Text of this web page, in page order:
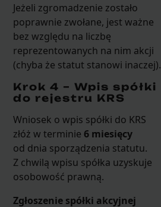
Jeżeli zgromadzenie zostało
poprawnie zwołane, jest ważne
bez względu na liczbę
reprezentowanych na nim akcji
(chyba że statut stanowi inaczej).
Krok 4 – Wpis spółki
do rejestru KRS
Wniosek o wpis spółki do KRS
złóż w terminie 6 miesięcy
od dnia sporządzenia statutu.
Z chwilą wpisu spółka uzyskuje
osobowość prawną.
Zgłoszenie spółki akcyjnej